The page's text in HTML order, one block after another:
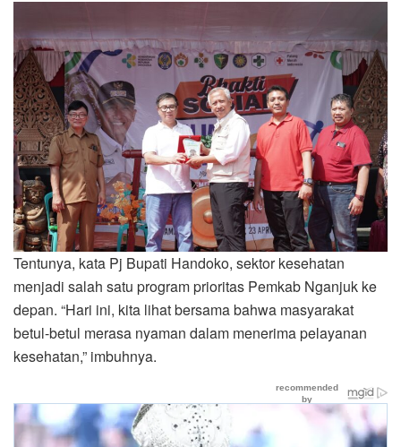
Tentunya, kata Pj Bupati Handoko, sektor kesehatan
menjadi salah satu program prioritas Pemkab Nganjuk ke
depan. “Hari ini, kita lihat bersama bahwa masyarakat
betul-betul merasa nyaman dalam menerima pelayanan
kesehatan,” imbuhnya.